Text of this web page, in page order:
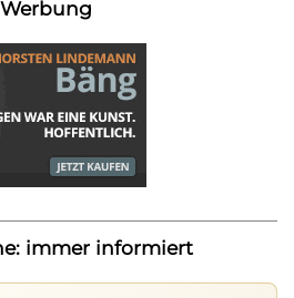
Werbung
immer informiert